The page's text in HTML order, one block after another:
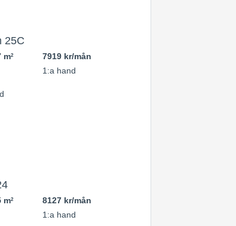
25C
m2
7919 kr/mån
1:a hand
m2
8127 kr/mån
1:a hand